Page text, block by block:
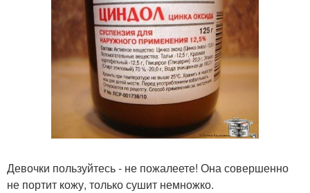
Девочки пользуйтесь - не пожалеете! Она совершенно
не портит кожу, только сушит немножко.